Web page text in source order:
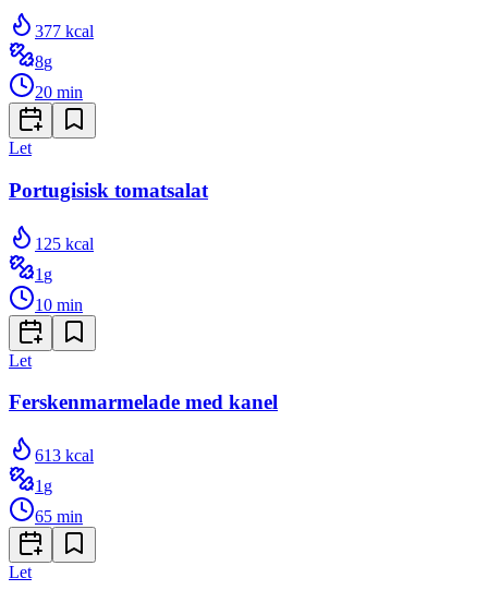
377 kcal
8g
20 min
Let
Portugisisk tomatsalat
125 kcal
1 g
10 min
Let
Ferskenmarmelade med kanel
613 kcal
1 g
65 min
Let